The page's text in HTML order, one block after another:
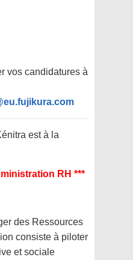
vos candidatures à
est à la
RH ***
des Ressources
consiste à piloter
et sociale